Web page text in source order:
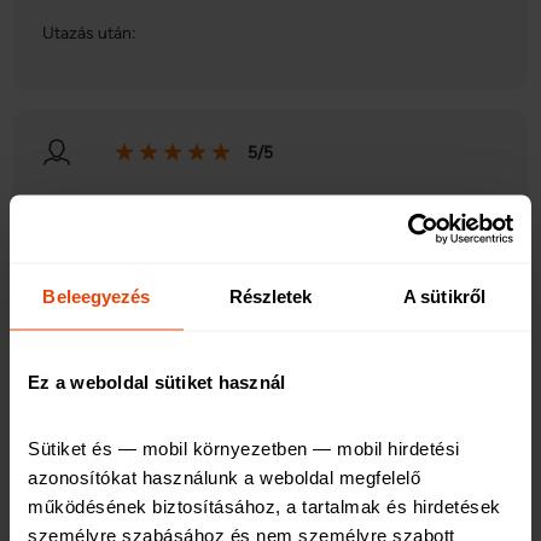
Beleegyezés Részletek A sütikről
Ez a weboldal sütiket használ
Sütiket és — mobil környezetben — mobil hirdetési
azonosítókat használunk a weboldal megfelelő
működésének biztosításához, a tartalmak és hirdetések
személyre szabásához és nem személyre szabott
Utazás után:
5/5
2025. 11. 10. 16:12
Utazás előtt:
arányban megfelelő.
Utazás alatt: